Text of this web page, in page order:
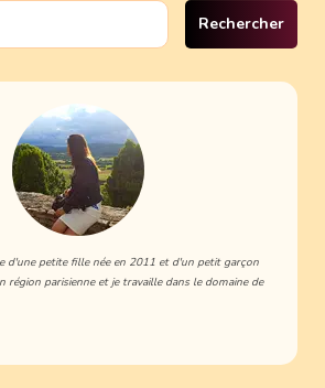
d'une petite fille née en 2011 et d'un petit garçon
région parisienne et je travaille dans le domaine de